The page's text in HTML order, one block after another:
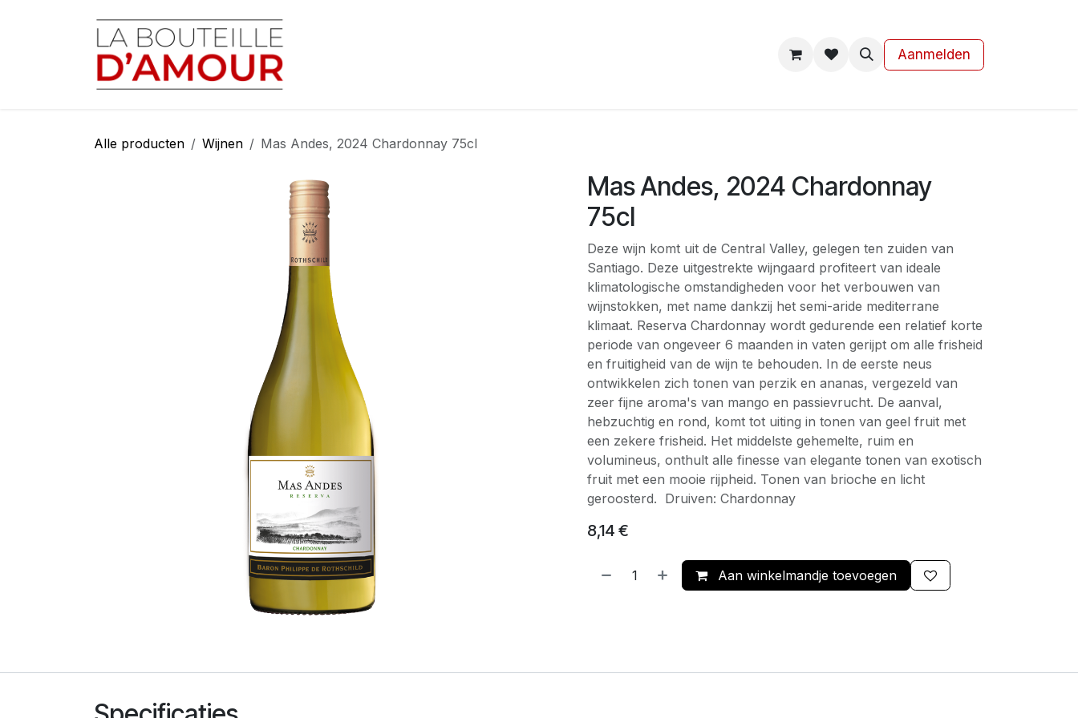
Aanmelden
Alle producten Wijnen Mas Andes, 2024 Chardonnay 75cl
Mas Andes, 2024 Chardonnay
75cl
Deze wijn komt uit de Central Valley, gelegen ten zuiden van
Santiago. Deze uitgestrekte wijngaard profiteert van ideale
klimatologische omstandigheden voor het verbouwen van
wijnstokken, met name dankzij het semi-aride mediterrane
klimaat. Reserva Chardonnay wordt gedurende een relatief korte
periode van ongeveer 6 maanden in vaten gerijpt om alle frisheid
en fruitigheid van de wijn te behouden. In de eerste neus
ontwikkelen zich tonen van perzik en ananas, vergezeld van
zeer fijne aroma's van mango en passievrucht. De aanval,
hebzuchtig en rond, komt tot uiting in tonen van geel fruit met
een zekere frisheid. Het middelste gehemelte, ruim en
volumineus, onthult alle finesse van elegante tonen van exotisch
fruit met een mooie rijpheid. Tonen van brioche en licht
geroosterd. Druiven: Chardonnay
8,14 €
Aan winkelmandje toevoegen